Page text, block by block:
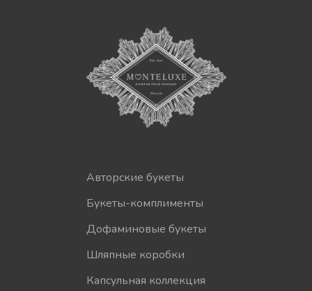
Авторские букеты
Букеты-комплименты
Дофаминовые букеты
Шляпные коробки
Капсульная коллекция